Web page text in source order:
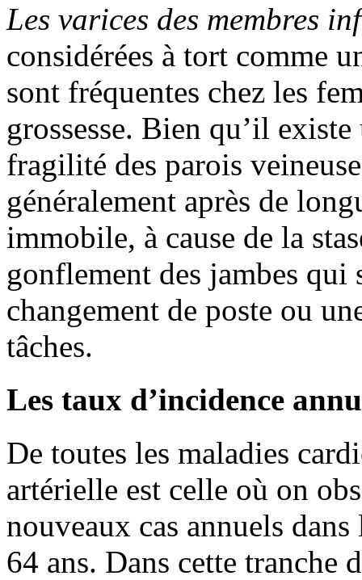
Les varices des membres
considérées à tort comme
sont fréquentes chez les
grossesse. Bien qu’il
fragilité des parois
généralement après de
immobile, à cause de la
gonflement des jambes qui
changement de poste ou
tâches.
Les taux d’incidence
De toutes les maladies
artérielle est celle où on
nouveaux cas annuels
64 ans. Dans cette tranche